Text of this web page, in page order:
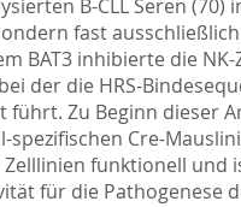
B-CLL Seren (70)
fast
BAT3 inhibierte die
der die HRS-
Zu Beginn dieser
Cre-
funktionell und
für die Pathogenese